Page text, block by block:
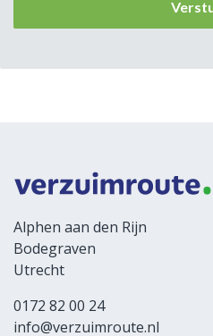
Alphen aan den Rijn
Bodegraven
Utrecht
0172 82 00 24
info@verzuimroute.nl